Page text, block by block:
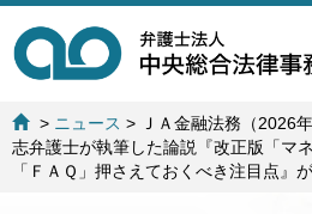
> ニュース >
ＪＡ金融法務（
志弁護士が執筆した論説『改正版「マ
「ＦＡＱ」押さえておくべき注目点』